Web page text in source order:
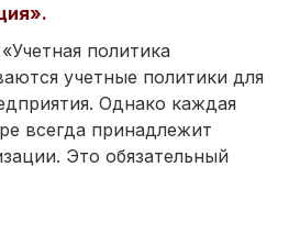
политика
учетные политики для
Однако каждая
всегда принадлежит
Это обязательный